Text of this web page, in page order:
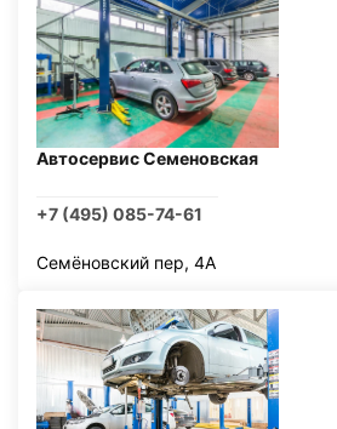
Автосервис Семеновская
+7 (495) 085-74-61
Семёновский пер, 4А